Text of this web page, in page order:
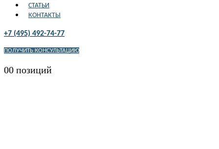
СТАТЬИ
КОНТАКТЫ
+7 (495) 492-74-77
ПОЛУЧИТЬ КОНСУЛЬТАЦИЮ
00 позиций